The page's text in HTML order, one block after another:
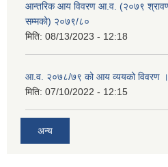
आन्तरिक आय विवरण आ.व. (२०७९
सम्मको) २०७९/८०
मिति: 08/13/2023 - 12:18
आ.व. २०७८/७९ को आय व्ययको विवरण ।
मिति: 07/10/2022 - 12:15
अन्य